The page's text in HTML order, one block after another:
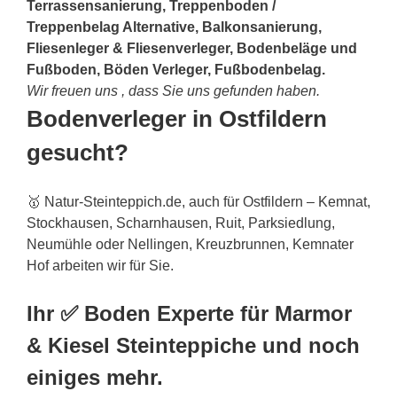
Terrassensanierung, Treppenboden /
Treppenbelag Alternative, Balkonsanierung,
Fliesenleger & Fliesenverleger, Bodenbeläge und
Fußboden, Böden Verleger, Fußbodenbelag.
Wir freuen uns , dass Sie uns gefunden haben.
Bodenverleger in Ostfildern
gesucht?
🥇 Natur-Steinteppich.de, auch für Ostfildern – Kemnat,
Stockhausen, Scharnhausen, Ruit, Parksiedlung,
Neumühle oder Nellingen, Kreuzbrunnen, Kemnater
Hof arbeiten wir für Sie.
Ihr ✅ Boden Experte für Marmor
& Kiesel Steinteppiche und noch
einiges mehr.